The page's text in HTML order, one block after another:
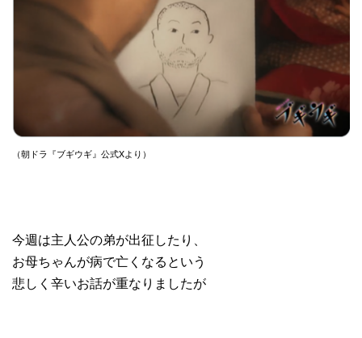
（朝ドラ『ブギウギ』公式Xより）
今週は主人公の弟が出征したり、
お母ちゃんが病で亡くなるという
悲しく辛いお話が重なりましたが